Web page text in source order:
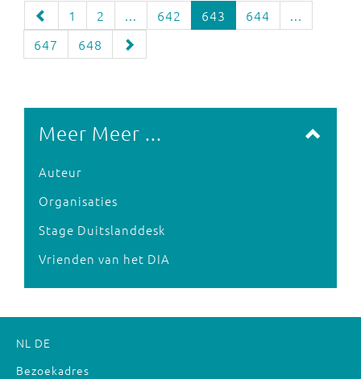
1 2 ... 642 643 644
...
647
648
Meer Meer ...
Auteur
Organisaties
Stage Duitslanddesk
Vrienden van het DIA
NL DE
Bezoekadres